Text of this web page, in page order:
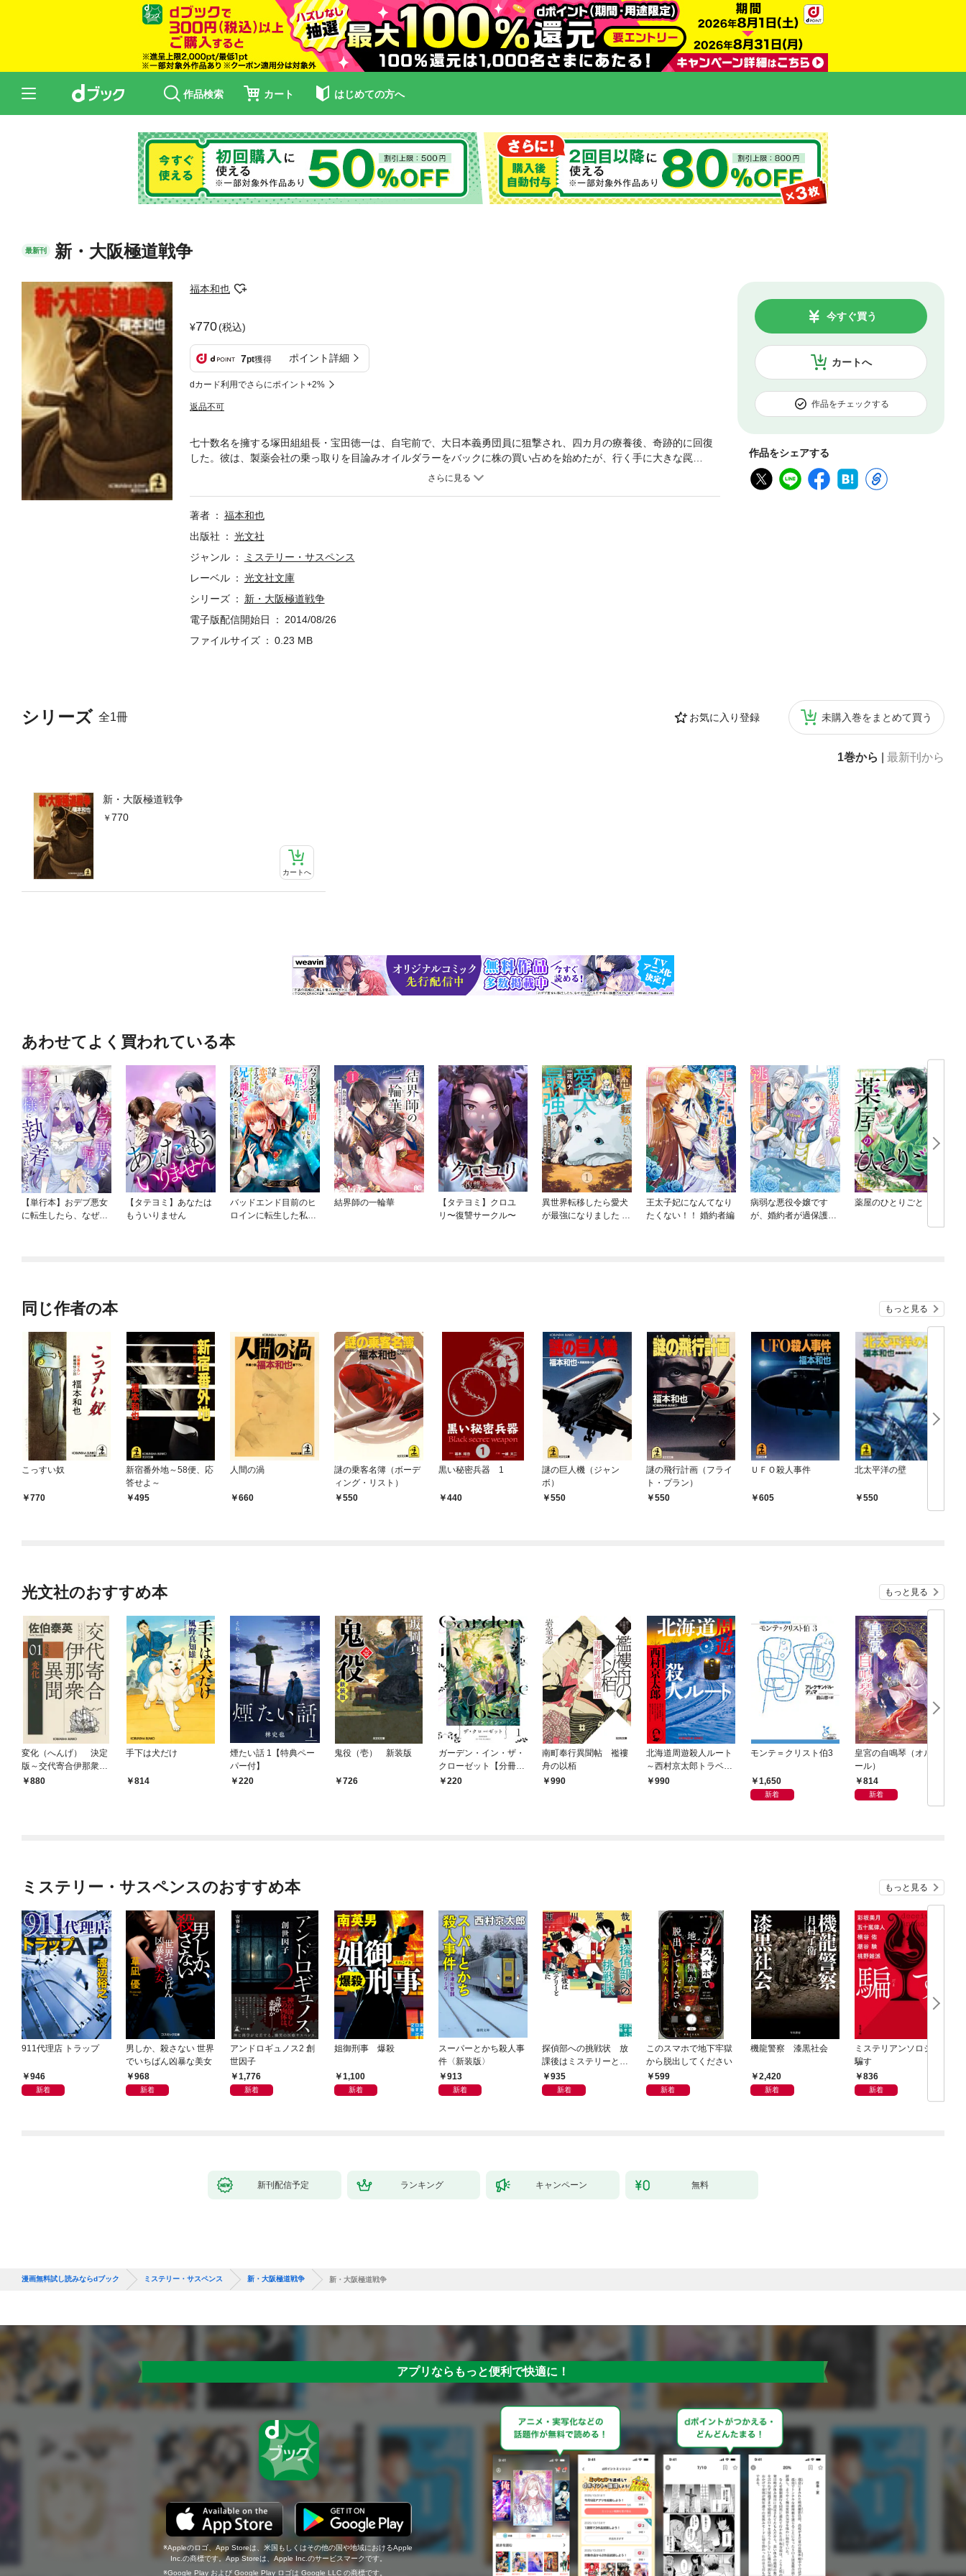
作品検索 カート はじめての方へ
最新刊 新・大阪極道戦争
福本和也
770(税込)
7pt獲得 ポイント詳細
dカード利用でさらにポイント+2%
返品不可
カートへ
今すぐ買う
作品をチェックする
作品をシェアする
シリーズ 全1冊 お気に入り登録 未購入巻をまとめて買う
1巻から 最新刊から
新・大阪極道戦争
770
カートへ
七十数名を擁する塚田組組長・宝田徳一は、自宅前で、大日本義勇団員に狙撃され、四カ月の療養後、奇跡的に回復
した。彼は、製薬会社の乗っ取りを目論みオイルダラーをバックに株の買い占めを始めたが、行く手に大きな罠
が！？――『暴力極道戦争』、『狼の番外地』、『大阪極道戦争』に続く宝田徳一の極道痛快人生第四弾！
著者
福本和也
出版社
光文社
ジャンル
ミステリー・サスペンス
レーベル
光文社文庫
シリーズ
新・大阪極道戦争
電子版配信開始日
2014/08/26
ファイルサイズ
0.23 MB
あわせてよく買われている本
【単行本】おデブ悪女
に転生したら、なぜか
【タテヨミ】あなたは
もういりません
バッドエンド目前のヒ
ロインに転生した私、
結界師の一輪華
【タテヨミ】クロユ
リ〜復讐サークル〜
異世界転移したら愛犬
が最強になりました ～
王太子妃になんてなり
たくない！！ 婚約者編
病弱な悪役令嬢です
が、婚約者が過保護す
薬屋のひとりごと
同じ作者の本 もっと見る
こっすい奴
770
新宿番外地～58便、応
答せよ～
495
人間の渦
660
謎の乗客名簿（ボーデ
ィング・リスト）
550
黒い秘密兵器 1
440
謎の巨人機（ジャン
ボ）
550
謎の飛行計画（フライ
ト・プラン）
550
ＵＦＯ殺人事件
605
北太平洋の壁
550
光文社のおすすめ本 もっと見る
変化（へんげ） 決定
版～交代寄合伊那衆異
聞（1）～
880
手下は犬だけ
814
煙たい話 1【特典ペー
パー付】
220
鬼役（壱） 新装版
726
ガーデン・イン・ザ・
クローゼット【分冊
版】1
220
南町奉行異聞帖 襤褸
舟の以栢
990
北海道周遊殺人ルート
～西村京太郎トラベル
ミステリー・セレクシ
990
モンテ＝クリスト伯3
1,650
新着
皇宮の自鳴琴（オルゴ
ール）
814
新着
ミステリー・サスペンスのおすすめ本 もっと見る
911代理店 トラップ
946
新着
男しか、殺さない 世界
でいちばん凶暴な美女
968
新着
アンドロギュノス2 創
世因子
1,776
新着
姐御刑事 爆殺
1,100
新着
スーパーとかち殺人事
件〈新装版〉
913
新着
探偵部への挑戦状 放
課後はミステリーとと
もに 新装版
935
新着
このスマホで地下牢獄
から脱出してください
599
新着
機龍警察 漆黒社会
2,420
新着
ミステリアンソロジー
騙す
836
新着
新刊配信予定 ランキング キャンペーン 無料
漫画無料試し読みならdブック ミステリー・サスペンス 新・大阪極道戦争 新・大阪極道戦争
アプリならもっと便利で快適に！
Appleのロゴ、App Storeは、米国もしくはその他の国や地域におけるApple
Inc.の商標です。App Storeは、Apple Inc.のサービスマークです。
Google Play および Google Play ロゴは Google LLC の商標です。